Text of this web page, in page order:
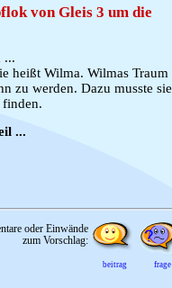
von Gleis 3 um die
...
heißt Wilma. Wilmas Traum
zu werden. Dazu musste sie
finden.
...
oder Einwände
zum Vorschlag:
beitrag frage